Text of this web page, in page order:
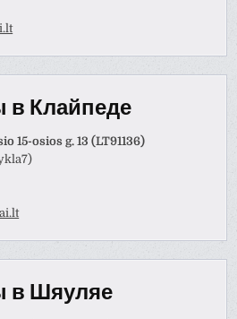
Клайпеде
15-osios g. 13 (LT91136)
в Шяуляе